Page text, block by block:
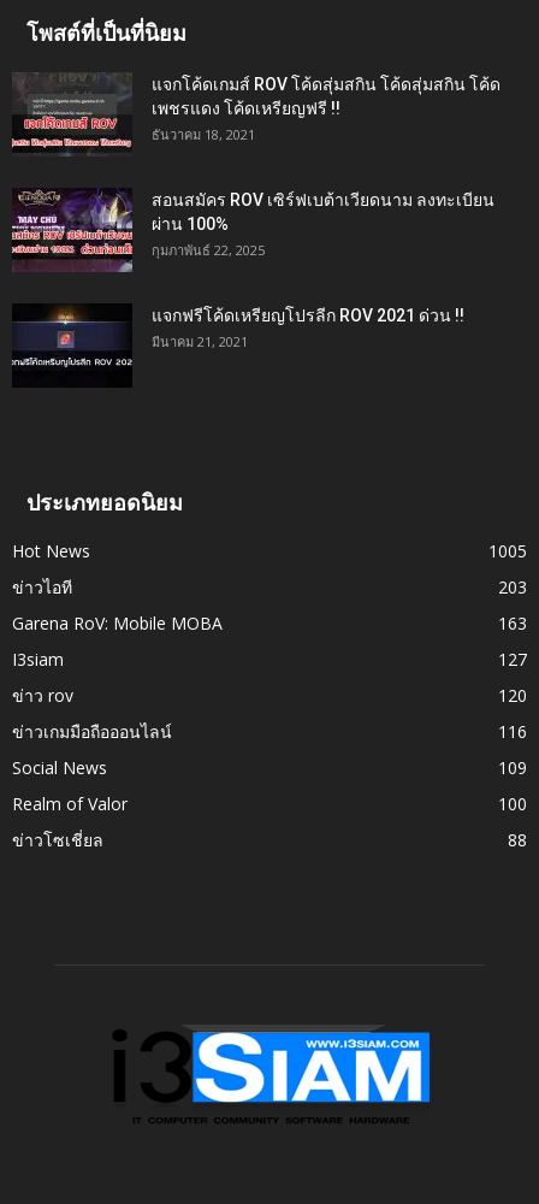
โพสต์ที่เป็นที่นิยม
แจกโค้ดเกมส์ ROV โค้ดสุ่มสกิน โค้ดสุ่มสกิน โค้ด
เพชรแดง โค้ดเหรียญฟรี !!
ธันวาคม 18, 2021
สอนสมัคร ROV เซิร์ฟเบต้าเวียดนาม ลงทะเบียน
ผ่าน 100%
กุมภาพันธ์ 22, 2025
แจกฟรีโค้ดเหรียญโปรลีก ROV 2021 ด่วน !!
มีนาคม 21, 2021
ประเภทยอดนิยม
Hot News
1005
ข่าวไอที
203
Garena RoV: Mobile MOBA
163
I3siam
127
ข่าว rov
120
ข่าวเกมมือถือออนไลน์
116
Social News
109
Realm of Valor
100
ข่าวโซเชี่ยล
88